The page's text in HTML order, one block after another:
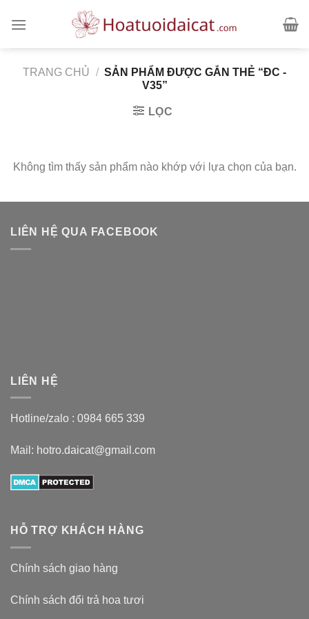
TRANG CHỦ / SẢN PHẨM ĐƯỢC GẮN THẺ “ĐC -
V35”
LỌC
Không tìm thấy sản phẩm nào khớp với lựa chọn của bạn.
LIÊN HỆ QUA FACEBOOK
LIÊN HỆ
Hotline/zalo : 0984 665 339
Mail: hotro.daicat@gmail.com
HỖ TRỢ KHÁCH HÀNG
Chính sách giao hàng
Chính sách đổi trả hoa tươi